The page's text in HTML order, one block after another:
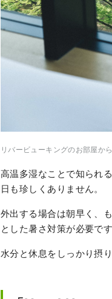
リバービューキングのお部屋か
高温多湿なことで知られ
日も珍しくありません。
外出する場合は朝早く、
とした暑さ対策が必要です
水分と休息をしっかり摂